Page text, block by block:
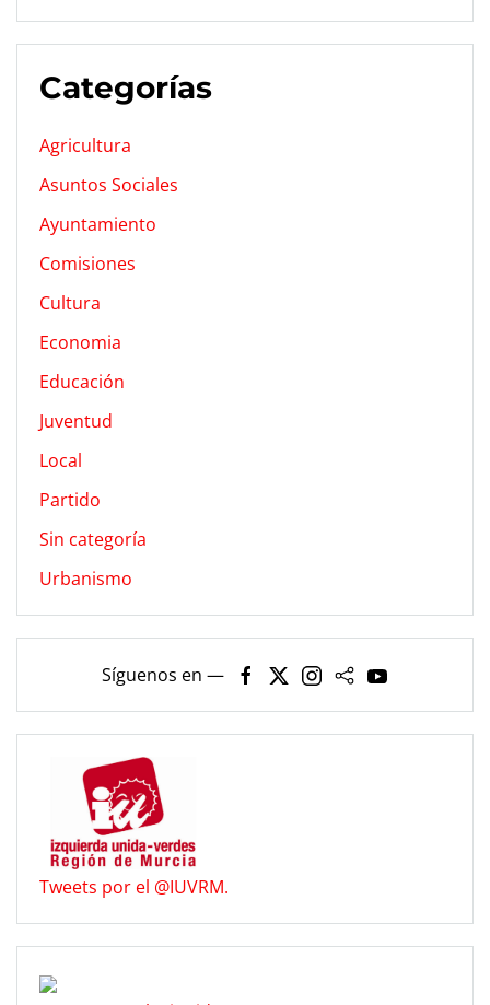
Categorías
Agricultura
Asuntos Sociales
Ayuntamiento
Comisiones
Cultura
Economia
Educación
Juventud
Local
Partido
Sin categoría
Urbanismo
Síguenos en —
Tweets por el @IUVRM.